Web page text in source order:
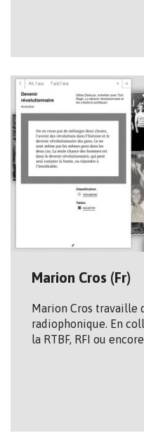
Marion Cros (Fr)
Marion Cros travaille
radiophonique. En
la RTBF, RFI ou